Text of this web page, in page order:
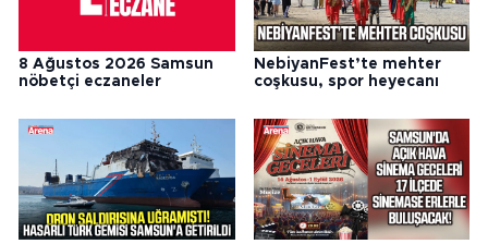
8 Ağustos 2026 Samsun
nöbetçi eczaneler
NebiyanFest’te mehter
coşkusu, spor heyecanı